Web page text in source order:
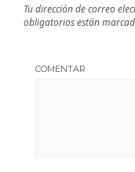
Tu dirección de correo
obligatorios están
COMENTAR